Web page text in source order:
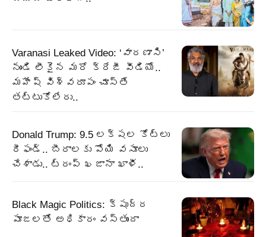
Varanasi Leaked Video: ‘వారణాసి’
నుండి లీకైన మరో క్రేజీ వీడియో..
మహేష్ విశ్వరూపం చూస్తే
తట్టుకోలేరు..
Donald Trump: 9.5 లక్షల కోట్లు
రీఫండ్‌.. బీరాలకు పోయి వసూలు
చేశాడు.. ట్రంప్‌ ఖజానా ఖాళీ..
Black Magic Politics: క్షుద్ర
పూజలతో అధికారం వస్తుందా